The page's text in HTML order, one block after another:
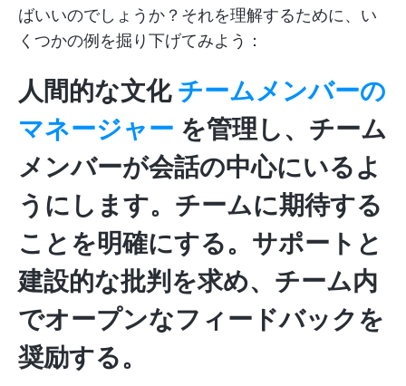
ばいいのでしょうか？それを理解するために、い
くつかの例を掘り下げてみよう：
人間的な文化 チームメンバーの
マネージャー を管理し、チーム
メンバーが会話の中心にいるよ
うにします。チームに期待する
ことを明確にする。サポートと
建設的な批判を求め、チーム内
でオープンなフィードバックを
奨励する。